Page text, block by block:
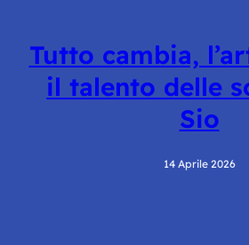
Tutto cambia,
il talento delle
Sio
14 Aprile 2026